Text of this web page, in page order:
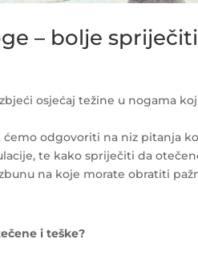
– bolje
osjećaj težine u nogama
ćemo odgovoriti na niz pitanja
te kako spriječiti da
na koje morate obratiti
i teške?